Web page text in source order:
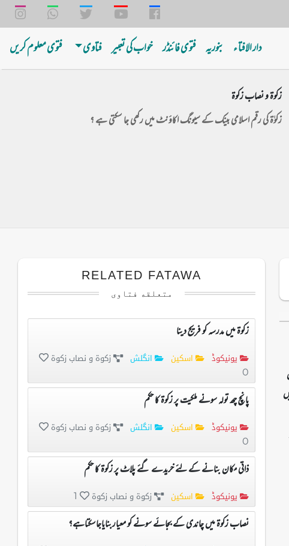
دار الافتا ء بنوریه فتوی فائنڈر خواب کی تعبیر فتاوی فتوی معلوم کریں
زکوۃ و نصاب زکوۃ
زکوٰۃ کی رقم اسلامی بینک کے سیونگ اکاؤنٹ میں رکھی جا سکتی ہے ؟
RELATED FATAWA
متعلقه فتاوی
زکوۃ میں مدرسہ کو فریج دینا
یونیکوڈ اسکین انگلش زکوۃ و نصاب زکوۃ
0
پانچ چھ تولہ سونے ملکیت پر زکوۃ کا حکم
یونیکوڈ اسکین انگلش زکوۃ و نصاب زکوۃ
0
ذاتی مکان بنانے کے لئے خریدے گئے پلاٹ پر زکوۃ کا حکم
یونیکوڈ اسکین زکوۃ و نصاب زکوۃ
نصاب زکوۃ میں چاندی کے بجائے سونے کو معیاربنایاجاسکتاہے؟